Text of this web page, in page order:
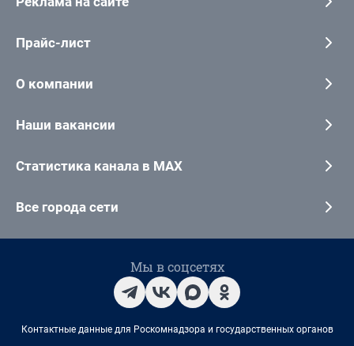
Прайс-лист
О компании
Наши вакансии
Статистика канала в MAX
Все города сети
Мы в соцсетях
Контактные данные для Роскомнадзора и государственных органов